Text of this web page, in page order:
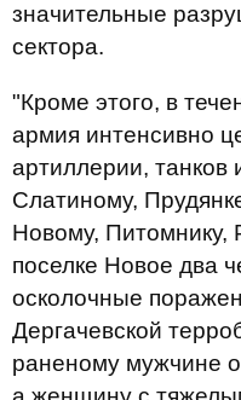
значительные
сектора.
"Кроме этого, в
армия интенсивно
артиллерии, танков
Слатиному,
Новому, Питомнику,
поселке Новое два
осколочные
Дергачевской
раненому мужчине